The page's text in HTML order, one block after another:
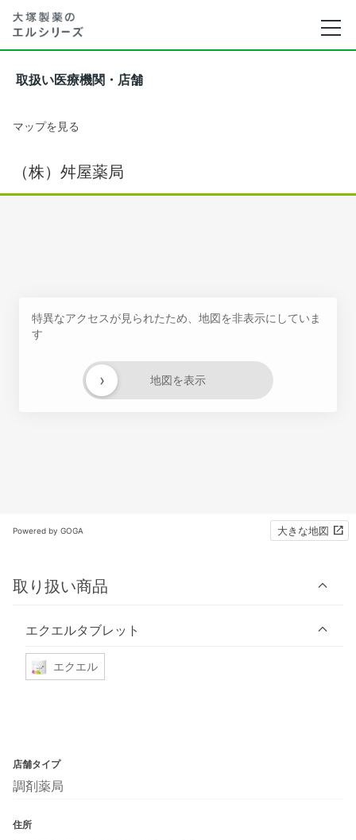
取扱い医療機関・店舗
マップを見る
（株）舛屋薬局
特異なアクセスが見られたため、地図を非表示にしていま
す
地図を表示
›
Powered by GOGA 大きな地図
取り扱い商品
エクエルタブレット
エクエル
店舗タイプ
調剤薬局
住所